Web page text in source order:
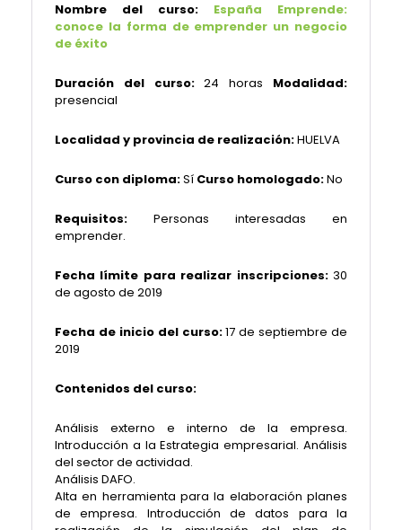
Nombre del curso:
España Emprende:
conoce la forma de emprender un negocio
de éxito
Duración del curso:24 horas Modalidad:
presencial
Localidad y provincia de realización:HUELVA
Curso con diploma:Sí Curso homologado:No
Requisitos: Personas interesadas en
emprender.
Fecha límite para realizar inscripciones:30
de agosto de 2019
Fecha de inicio del curso:17 de septiembre de
2019
Contenidos del curso:
Análisis externo e interno de la empresa.
Introducción a la Estrategia empresarial. Análisis
del sector de actividad.
Análisis DAFO.
Alta en herramienta para la elaboración planes
de empresa. Introducción de datos para la